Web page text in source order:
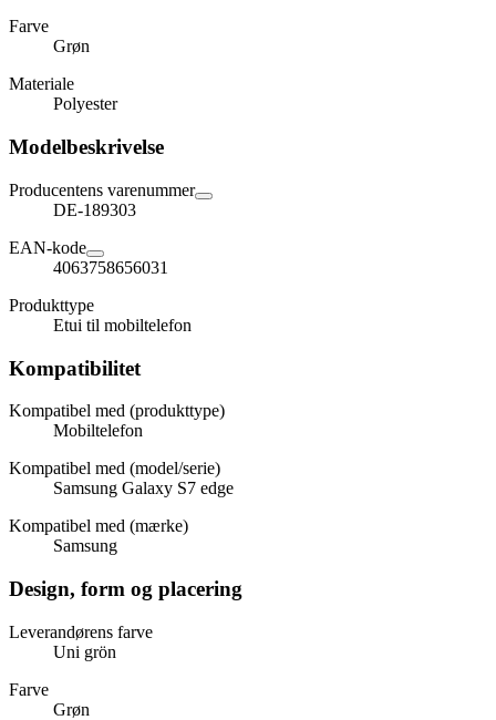
Farve
Grøn
Materiale
Polyester
Modelbeskrivelse
Producentens varenummer
DE-189303
EAN-kode
4063758656031
Produkttype
Etui til mobiltelefon
Kompatibilitet
Kompatibel med (produkttype)
Mobiltelefon
Kompatibel med (model/serie)
Samsung Galaxy S7 edge
Kompatibel med (mærke)
Samsung
Design, form og placering
Leverandørens farve
Uni grön
Farve
Grøn